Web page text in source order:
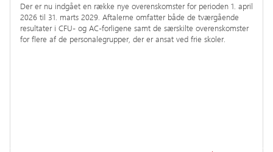
Der er nu indgået en række nye overenskomster for perioden 1. april
2026 til 31. marts 2029. Aftalerne omfatter både de tværgående
resultater i CFU- og AC-forligene samt de særskilte overenskomster
for flere af de personalegrupper, der er ansat ved frie skoler.